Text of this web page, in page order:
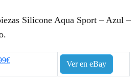
Silicone Aqua Sport – Azul –
Ver en eBay